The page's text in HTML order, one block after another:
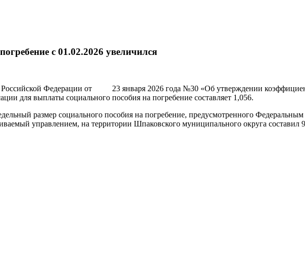
с 01.02.2026 увеличился
Российской Федерации от 23 января 2026 года №30 «Об утверждении
для выплаты социального пособия на погребение составляет 1,056.
размер социального пособия на погребение, предусмотренного
управлением, на территории Шпаковского муниципального округа составил